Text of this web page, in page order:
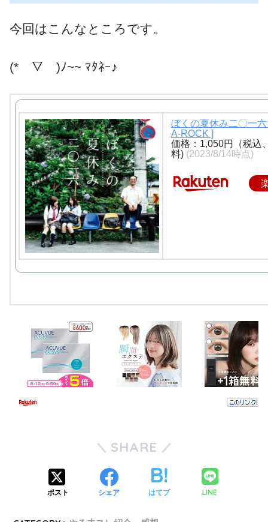
今回はこんなところです。
(*￣▽￣)ﾉ~~ ﾏﾀﾈｰ♪
ぼくの夏休み二〇一
A-ROCK ]
価格：1,050円（税込
料) (2023/8/14時点)
SHARE
ポスト シェア はてブ LINE